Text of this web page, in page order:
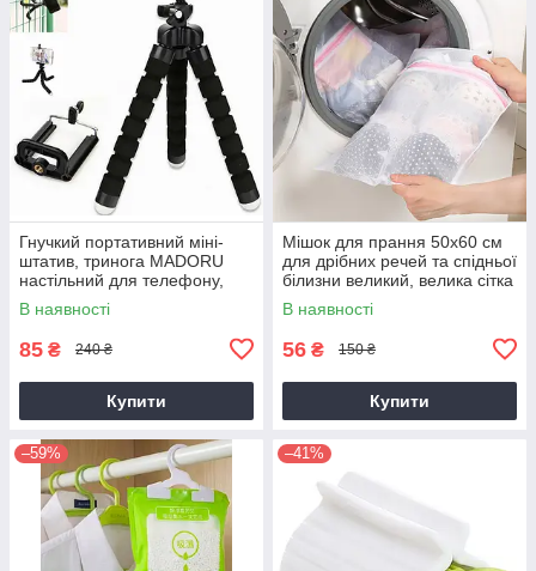
Гнучкий портативний міні-
штатив, тринога MADORU
настільний для телефону,
планшета, чорний. AVADONA
В наявності
85 ₴ 240 ₴
Купити
Мішок для прання 50х60 см
для дрібних речей та спідньої
білизни великий, велика сітка
1 шт. AVADONA
В наявності
56 ₴ 150 ₴
Купити
–59% –41%